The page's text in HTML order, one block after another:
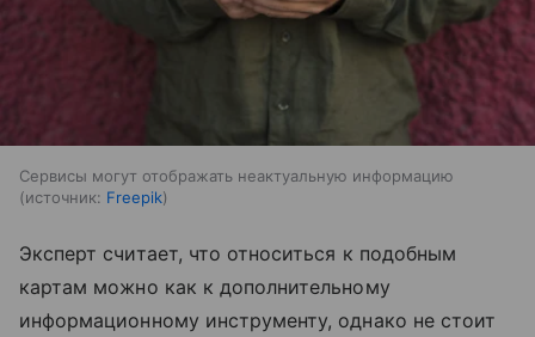
Сервисы могут отображать неактуальную информацию
источник: Freepik
Эксперт считает, что относиться к подобным
картам можно как к дополнительному
информационному инструменту, однако не стоит